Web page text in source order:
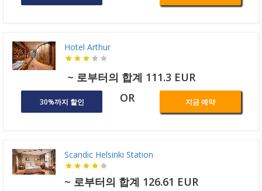
Hotel Arthur
~ 로부터의 합계 111.3 EUR
30%까지 할인 OR 지금 예약
Scandic Helsinki Station
~ 로부터의 합계 126.61 EUR